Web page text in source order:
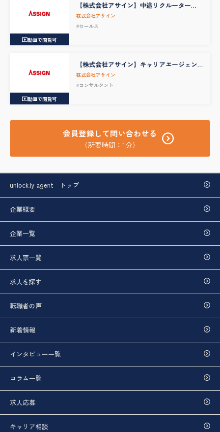
動画で閲覧可
【株式会社アサイン】中途リクルーター
（中途採用担当）
株式会社アサイン
#セールス
動画で閲覧可
【株式会社アサイン】キャリアエージェン
ト
株式会社アサイン
#コンサルタント
会員登録して問い合わせる
（所要時間：1分）
unlock.ly agent トップ
企業概要
企業一覧
求人票一覧
求人を探す
転職者の声
新着情報
インタビュー一覧
コラム一覧
求人応募
キャリア相談